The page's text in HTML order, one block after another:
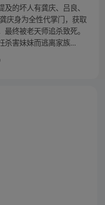
的坏人有龚庆、吕良、
庆身为全性代掌门，获取
终被老天师追杀致死。
杀害妹妹而逃离家族...